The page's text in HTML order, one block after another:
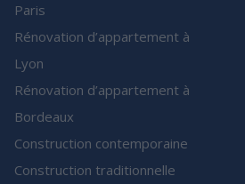
Paris
Rénovation d’appartement à
Lyon
Rénovation d’appartement à
Bordeaux
Construction contemporaine
Construction traditionnelle